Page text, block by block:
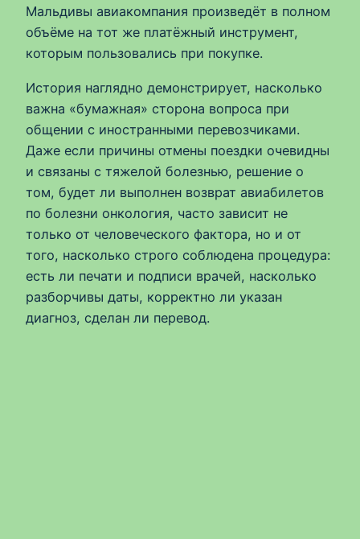
Мальдивы авиакомпания произведёт в полном
объёме на тот же платёжный инструмент,
которым пользовались при покупке.
История наглядно демонстрирует, насколько
важна «бумажная» сторона вопроса при
общении с иностранными перевозчиками.
Даже если причины отмены поездки очевидны
и связаны с тяжелой болезнью, решение о
том, будет ли выполнен возврат авиабилетов
по болезни онкология, часто зависит не
только от человеческого фактора, но и от
того, насколько строго соблюдена процедура:
есть ли печати и подписи врачей, насколько
разборчивы даты, корректно ли указан
диагноз, сделан ли перевод.